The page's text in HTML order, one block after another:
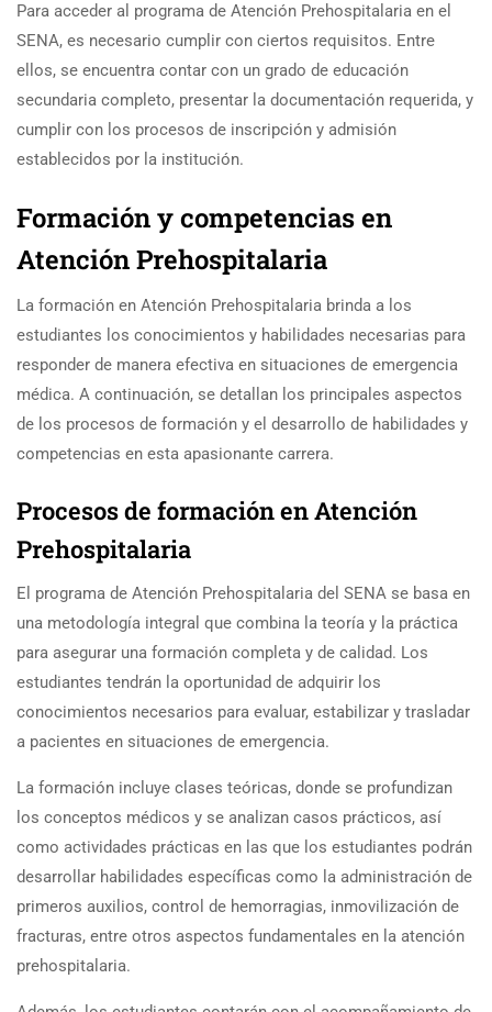
Para acceder al programa de Atención Prehospitalaria en el
SENA, es necesario cumplir con ciertos requisitos. Entre
ellos, se encuentra contar con un grado de educación
secundaria completo, presentar la documentación requerida, y
cumplir con los procesos de inscripción y admisión
establecidos por la institución.
Formación y competencias en
Atención Prehospitalaria
La formación en Atención Prehospitalaria brinda a los
estudiantes los conocimientos y habilidades necesarias para
responder de manera efectiva en situaciones de emergencia
médica. A continuación, se detallan los principales aspectos
de los procesos de formación y el desarrollo de habilidades y
competencias en esta apasionante carrera.
Procesos de formación en Atención
Prehospitalaria
El programa de Atención Prehospitalaria del SENA se basa en
una metodología integral que combina la teoría y la práctica
para asegurar una formación completa y de calidad. Los
estudiantes tendrán la oportunidad de adquirir los
conocimientos necesarios para evaluar, estabilizar y trasladar
a pacientes en situaciones de emergencia.
La formación incluye clases teóricas, donde se profundizan
los conceptos médicos y se analizan casos prácticos, así
como actividades prácticas en las que los estudiantes podrán
desarrollar habilidades específicas como la administración de
primeros auxilios, control de hemorragias, inmovilización de
fracturas, entre otros aspectos fundamentales en la atención
prehospitalaria.